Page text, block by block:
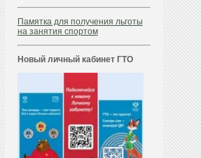
Памятка для получения льготы
на занятия спортом
Новый личный кабинет ГТО